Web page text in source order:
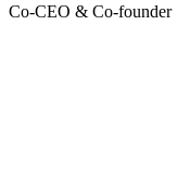
Co-CEO & Co-founder